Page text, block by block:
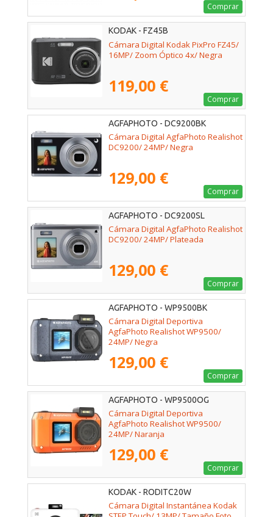
Comprar
KODAK - FZ45B
Cámara Digital Kodak PixPro FZ45/
16MP/ Zoom Óptico 4x/ Negra
119,00 €
Comprar
AGFAPHOTO - DC9200BK
Cámara Digital AgfaPhoto Realishot
DC9200/ 24MP/ Negra
129,00 €
Comprar
AGFAPHOTO - DC9200SL
Cámara Digital AgfaPhoto Realishot
DC9200/ 24MP/ Plateada
129,00 €
Comprar
AGFAPHOTO - WP9500BK
Cámara Digital Deportiva
AgfaPhoto Realishot WP9500/
24MP/ Negra
129,00 €
Comprar
AGFAPHOTO - WP9500OG
Cámara Digital Deportiva
AgfaPhoto Realishot WP9500/
24MP/ Naranja
129,00 €
Comprar
KODAK - RODITC20W
Cámara Digital Instantánea Kodak